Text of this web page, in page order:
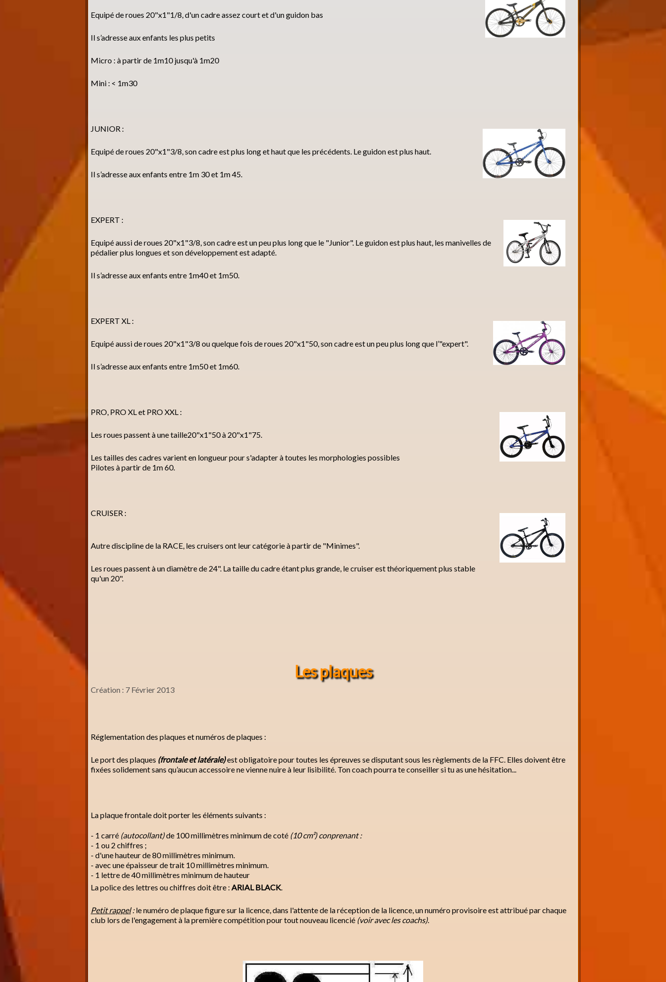
Equipé de roues 20"x1"1/8, d'un cadre assez court et d'un guidon bas
Il s’adresse aux enfants les plus petits
Micro : à partir de 1m10 jusqu'à 1m20
Mini : < 1m30
JUNIOR :
Equipé de roues 20"x1"3/8, son cadre est plus long et haut que les précédents. Le guidon est plus haut.
Il s’adresse aux enfants entre 1m 30 et 1m 45.
EXPERT :
Equipé aussi de roues 20"x1"3/8, son cadre est un peu plus long que le "Junior". Le guidon est plus haut, les manivelles de
pédalier plus longues et son développement est adapté.
Il s’adresse aux enfants entre 1m40 et 1m50.
EXPERT XL :
Equipé aussi de roues 20"x1"3/8 ou quelque fois de roues 20"x1"50, son cadre est un peu plus long que l’"expert".
Il s’adresse aux enfants entre 1m50 et 1m60.
PRO, PRO XL et PRO XXL :
Les roues passent à une taille20"x1"50 à 20"x1"75.
Les tailles des cadres varient en longueur pour s'adapter à toutes les morphologies possibles
Pilotes à partir de 1m 60.
CRUISER :
Autre discipline de la RACE, les cruisers ont leur catégorie à partir de "Minimes".
Les roues passent à un diamètre de 24". La taille du cadre étant plus grande, le cruiser est théoriquement plus stable
qu'un 20".
Les plaques
Création : 7 Février 2013
Réglementation des plaques et numéros de plaques :
Le port des plaques (frontale et latérale)est obligatoire pour toutes les épreuves se disputant sous les règlements de la FFC. Elles doivent être
fixées solidement sans qu’aucun accessoire ne vienne nuire à leur lisibilité. Ton coach pourra te conseiller si tu as une hésitation...
La plaque frontale doit porter les éléments suivants :
- 1 carré (autocollant)de 100 millimètres minimum de coté (10 cm²) conprenant :
- 1 ou 2 chiffres ;
- d'une hauteur de 80 millimètres minimum.
- avec une épaisseur de trait 10 millimètres minimum.
- 1 lettre de 40 millimètres minimum de hauteur
La police des lettres ou chiffres doit être : ARIAL BLACK.
Petit rappel:le numéro de plaque figure sur la licence, dans l'attente de la réception de la licence, un numéro provisoire est attribué par chaque
club lors de l'engagement à la première compétition pour tout nouveau licencié (voir avec les coachs).